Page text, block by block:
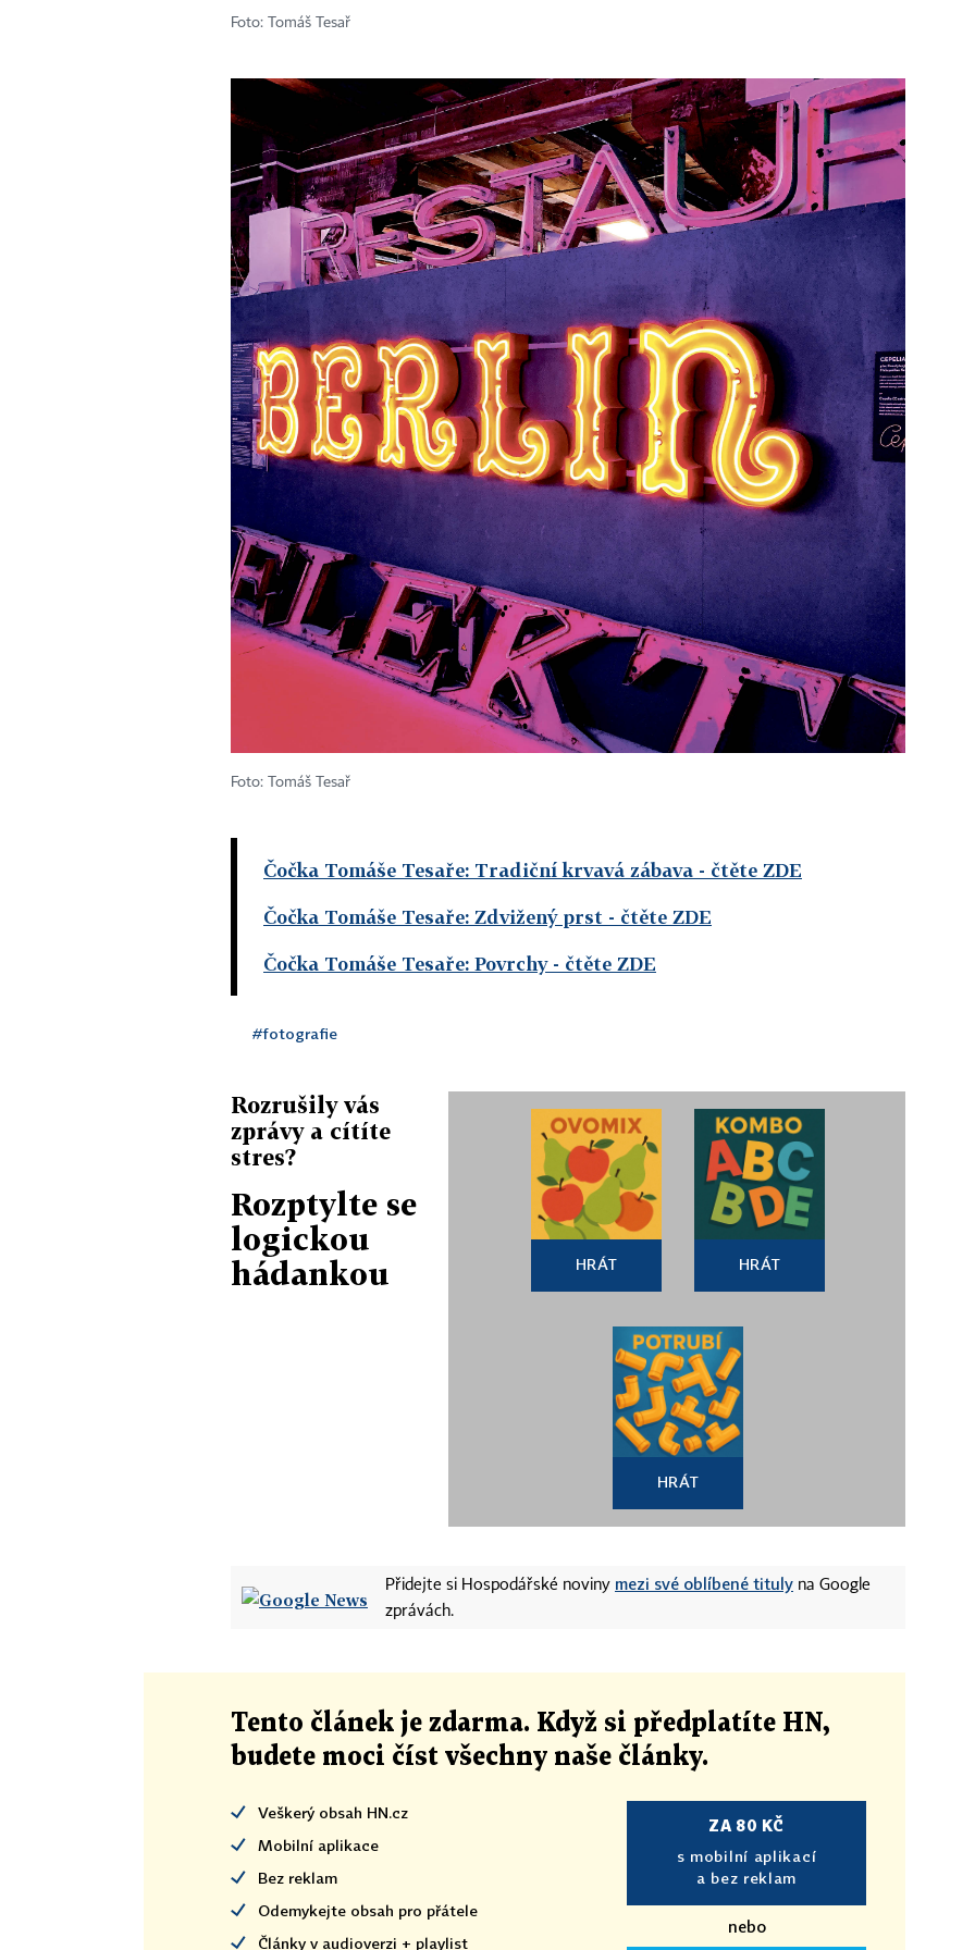
Foto: Tomáš Tesař
Foto: Tomáš Tesař
Čočka Tomáše Tesaře: Tradiční krvavá zábava - čtěte ZDE
Čočka Tomáše Tesaře: Zdvižený prst - čtěte ZDE
Čočka Tomáše Tesaře: Povrchy- čtěte ZDE
#fotografie
Rozrušily vás
zprávy a cítíte
stres?
Rozptylte se
logickou
hádankou
HRÁT HRÁT
HRÁT
Přidejte si Hospodářské noviny mezi své oblíbené tituly na Google
zprávách.
Tento článek je zdarma. Když si předplatíte HN,
budete moci číst všechny naše články.
Veškerý obsah HN.cz
Mobilní aplikace
Bez reklam
Odemykejte obsah pro přátele
Články v audioverzi + playlist
ZA 80 KČ
s mobilní aplikací
a bez reklam
nebo